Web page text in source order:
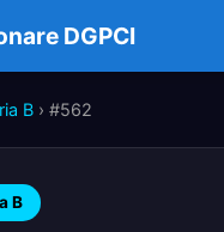
DGPCI
B › #562
B